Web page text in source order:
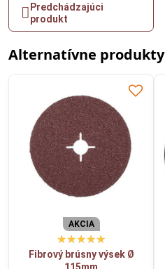
Predchádzajúci
produkt
Alternatívne produkty
AKCIA
Fibrový brúsny výsek Ø